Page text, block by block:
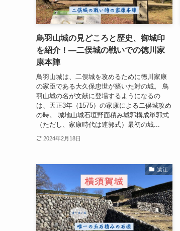
鳥羽山城の見どころと歴史、御城印
を紹介！―二俣城の戦いでの徳川家
康本陣
鳥羽山城は、二俣城を攻めるために徳川家康
の家臣である大久保忠世が築いた対の城。 鳥
羽山城の名が文献に登場するようになるの
は、天正3年（1575）の家康による二俣城攻め
の時。 城地山城石垣野面積み城郭構成単郭式
（ただし、家康時代は連郭式）最初の城...
2024年2月18日
遠江